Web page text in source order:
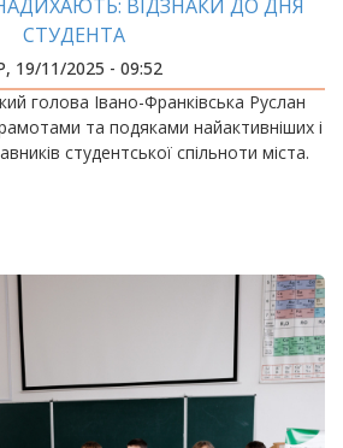
ВІДЗНАКИ ДО ДНЯ
СТУДЕНТА
19/11/2025 - 09:52
голова Івано-Франківська Руслан
та подяками найактивніших і
студентської спільноти міста.